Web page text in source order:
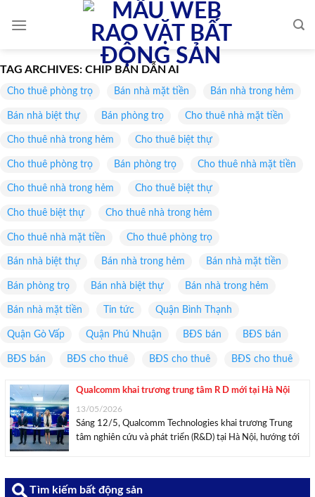
TAG ARCHIVES: CHIP BÁN DẪN AI
Cho thuê phòng trọ Bán nhà mặt tiền Bán nhà trong hẻm
Bán nhà biệt thự Bán phòng trọ Cho thuê nhà mặt tiền
Cho thuê nhà trong hẻm Cho thuê biệt thự
Cho thuê phòng trọ Bán phòng trọ Cho thuê nhà mặt tiền
Cho thuê nhà trong hẻm Cho thuê biệt thự
Cho thuê biệt thự Cho thuê nhà trong hẻm
Cho thuê nhà mặt tiền Cho thuê phòng trọ
Bán nhà biệt thự Bán nhà trong hẻm Bán nhà mặt tiền
Bán phòng trọ Bán nhà biệt thự Bán nhà trong hẻm
Bán nhà mặt tiền Tin tức Quận Bình Thạnh
Quận Gò Vấp Quận Phú Nhuận BĐS bán BĐS bán
BĐS bán BĐS cho thuê BĐS cho thuê BĐS cho thuê
Qualcomm khai trương trung tâm R D mới tại Hà Nội
13/05/2026
Sáng 12/5, Qualcomm Technologies khai trương Trung
tâm nghiên cứu và phát triển (R&D) tại Hà Nội, hướng tới
trung tâm R&D ...
Tìm kiếm bất động sản